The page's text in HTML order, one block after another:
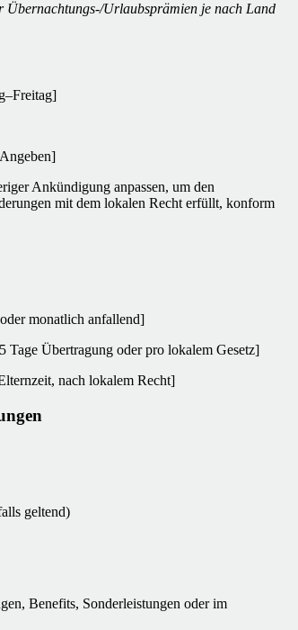
Übernachtungs-/Urlaubsprämien je nach Land
Ankündigung anpassen, um den
mit dem lokalen Recht erfüllt, konform
monatlich anfallend]
Übertragung oder pro lokalem Gesetz]
nach lokalem Recht]
geltend)
Benefits, Sonderleistungen oder im